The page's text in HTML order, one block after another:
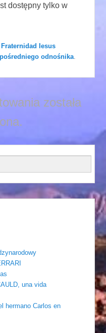
dostępny tylko w
Fraternidad Iesus
odnośnika
została
una vida
hermano Carlos en